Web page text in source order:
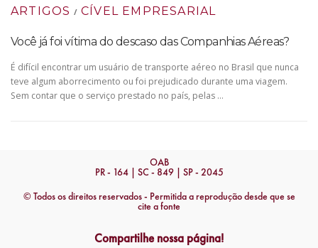
ARTIGOS /CÍVEL EMPRESARIAL
Você já foi vítima do descaso das Companhias Aéreas?
É difícil encontrar um usuário de transporte aéreo no Brasil que nunca
teve algum aborrecimento ou foi prejudicado durante uma viagem.
Sem contar que o serviço prestado no país, pelas …
OAB
PR - 164 | SC - 849 | SP - 2045
© Todos os direitos reservados - Permitida a reprodução desde que se
cite a fonte
Compartilhe nossa página!